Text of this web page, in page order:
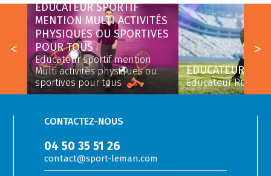
EDUCATEUR SPORTIF
MENTION MULTI ACTIVITÉS
PHYSIQUES OU SPORTIVES
POUR TOUS
Educateur sportif mention
Multi activités physiques ou
sportives pour tous
EDUCATEUR
Educateur Rugby à
CONTACTEZ-NOUS
04 50 35 51 26
contact@sport-leman.com